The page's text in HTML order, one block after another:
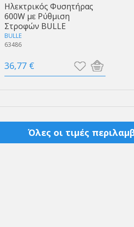
Ηλεκτρικός Φυσητήρας
600W με Ρύθμιση
Στροφών BULLE
BULLE
63486
36,77 €
Όλες οι τιμές